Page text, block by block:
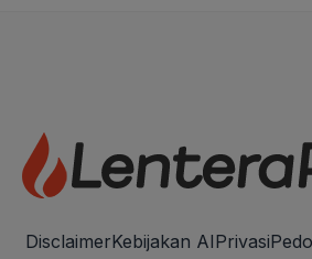
DisclaimerKebijakan AIPrivasi